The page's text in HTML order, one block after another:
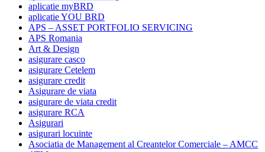
aplicatie myBRD
aplicatie YOU BRD
APS – ASSET PORTFOLIO SERVICING
APS Romania
Art & Design
asigurare casco
asigurare Cetelem
asigurare credit
Asigurare de viata
asigurare de viata credit
asigurare RCA
Asigurari
asigurari locuinte
Asociatia de Management al Creantelor Comerciale – AMCC